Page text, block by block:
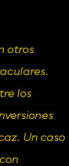
otros
Un caso